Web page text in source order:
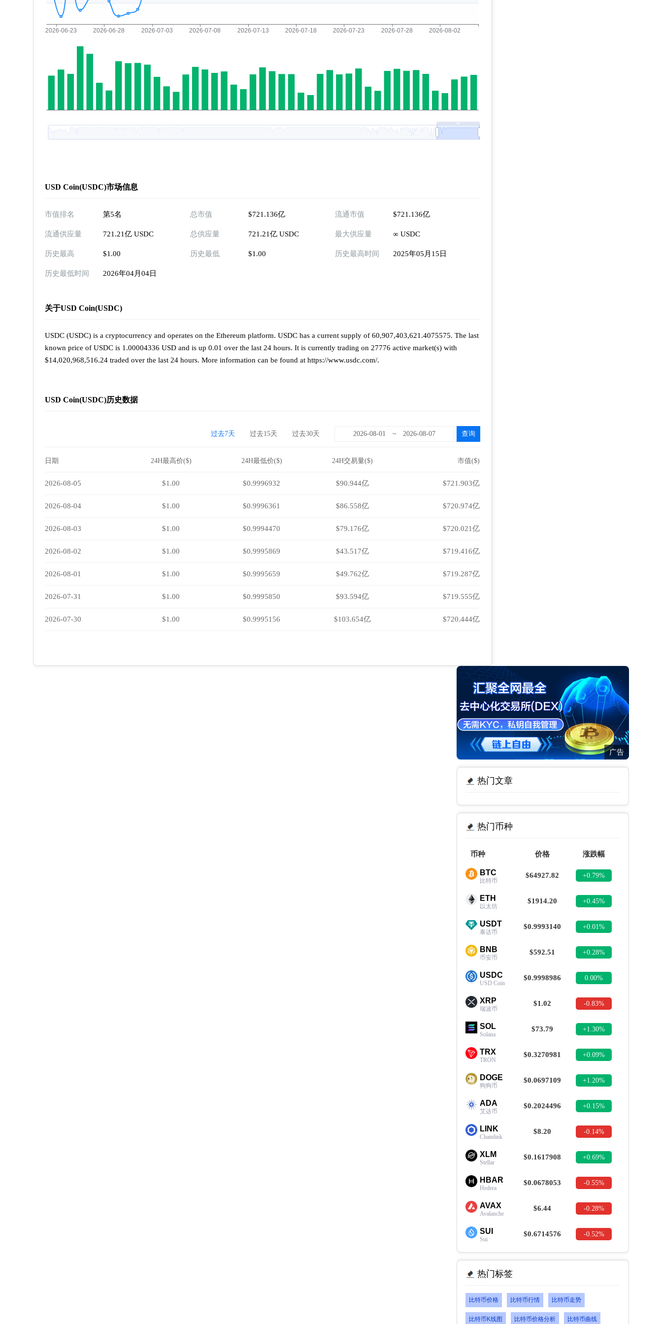
USD Coin(USDC)市场信息
市值排名 第5名 总市值 $721.136亿 流通市值 $721.136亿
流通供应量 721.21亿 USDC 总供应量 721.21亿 USDC 最大供应量 ∞ USDC
历史最高 $1.00 历史最低 $1.00 历史最高时间 2025年05月15日
历史最低时间 2026年04月04日
关于USD Coin(USDC)
USDC (USDC) is a cryptocurrency and operates on the Ethereum platform. USDC has a current supply of 60,907,403,621.4075575. The last
known price of USDC is 1.00004336 USD and is up 0.01 over the last 24 hours. It is currently trading on 27776 active market(s) with
$14,020,968,516.24 traded over the last 24 hours. More information can be found at https://www.usdc.com/.
USD Coin(USDC)历史数据
~
过去30天
过去15天
过去7天
日期 24H最高价($) 24H最低价($) 24H交易量($) 市值($)
2026-08-05 $1.00 $0.9996932 $90.944亿 $721.903亿
2026-08-04 $1.00 $0.9996361 $86.558亿 $720.974亿
2026-08-03 $1.00 $0.9994470 $79.176亿 $720.021亿
2026-08-02 $1.00 $0.9995869 $43.517亿 $719.416亿
2026-08-01 $1.00 $0.9995659 $49.762亿 $719.287亿
2026-07-31 $1.00 $0.9995850 $93.594亿 $719.555亿
2026-07-30 $1.00 $0.9995156 $103.654亿 $720.444亿
广告
热门文章
热门币种
币种 价格 涨跌幅
BTC
比特币
$64927.82 +0.79%
ETH
以太坊
$1914.20 +0.45%
USDT
泰达币
$0.9993140 +0.01%
BNB
币安币
$592.51 +0.28%
USDC
USD Coin
$0.9998986 0.00%
XRP
瑞波币
$1.02 -0.83%
SOL
Solana
$73.79 +1.30%
TRX
TRON
$0.3270981 +0.09%
DOGE
狗狗币
$0.0697109 +1.20%
ADA
艾达币
$0.2024496 +0.15%
LINK
Chainlink
$8.20 -0.14%
XLM
Stellar
$0.1617908 +0.69%
HBAR
Hedera
$0.0678053 -0.55%
AVAX
Avalanche
$6.44 -0.28%
SUI
Sui
$0.6714576 -0.52%
热门标签
比特币价格 比特币行情 比特币走势
比特币K线图 比特币价格分析 比特币曲线